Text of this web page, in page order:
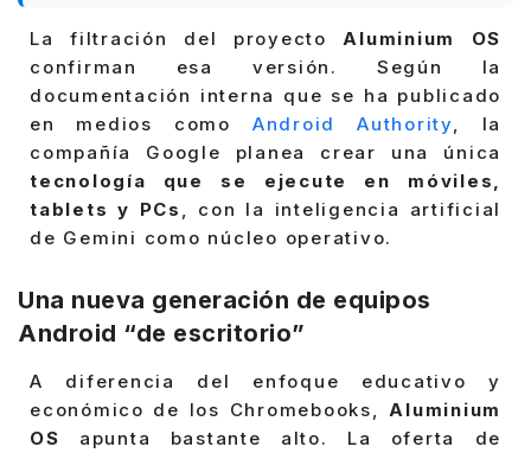
La filtración del proyectoAluminium OS
confirman esa versión. Según la
documentación interna que se ha publicado
en medios como Android Authority, la
compañía Google planea crear una única
tecnología que se ejecute en móviles,
tablets y PCs , con la inteligencia artificial
de Gemini como núcleo operativo.
Una nueva generación de equipos
Android “de escritorio”
A diferencia del enfoque educativo y
económico de los Chromebooks,Aluminium
OS apunta bastante alto. La oferta de